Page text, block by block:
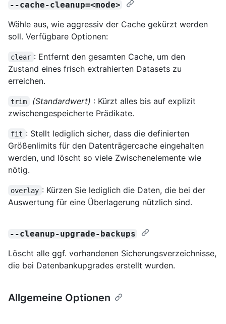
--cache-cleanup=<mode>
Wähle aus, wie aggressiv der Cache gekürzt werden
soll. Verfügbare Optionen:
clear : Entfernt den gesamten Cache, um den
Zustand eines frisch extrahierten Datasets zu
erreichen.
trim (Standardwert) : Kürzt alles bis auf explizit
zwischengespeicherte Prädikate.
fit : Stellt lediglich sicher, dass die definierten
Größenlimits für den Datenträgercache eingehalten
werden, und löscht so viele Zwischenelemente wie
nötig.
overlay : Kürzen Sie lediglich die Daten, die bei der
Auswertung für eine Überlagerung nützlich sind.
--cleanup-upgrade-backups
Löscht alle ggf. vorhandenen Sicherungsverzeichnisse,
die bei Datenbankupgrades erstellt wurden.
Allgemeine Optionen